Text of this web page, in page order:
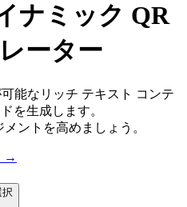
ナミック QR
ーター
能なリッチ テキスト コンテ
を生成します。
メントを高めましょう。
→